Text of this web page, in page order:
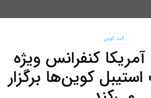
آلت کوین
آمریکا کنفرانس ویژه
کوین‌ها برگزار